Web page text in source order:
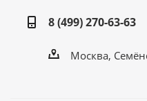
8 (499) 270-63-63
Москва,